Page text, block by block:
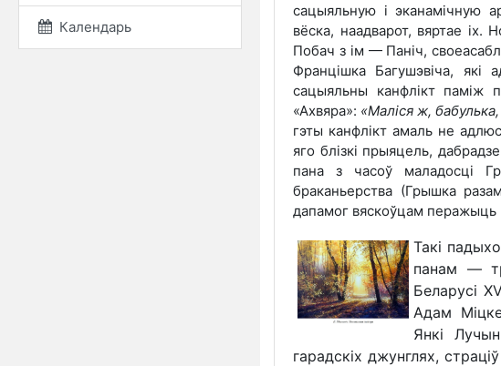
Календарь
сацыяльную і эканамічную
вёска, наадварот, вяртае іх.
Побач з ім — Паніч,
Францішка Багушэвіча,
сацыяльны канфлікт паміж
«Ахвяра»: «Маліся ж,
гэты канфлікт амаль не
яго блізкі прыяцель,
пана з часоў маладосці
браканьерства (Грышка
дапамог вяскоўцам перажыць
Такі
панам —
Беларусі
Адам
Янкі
гарадскіх джунглях,